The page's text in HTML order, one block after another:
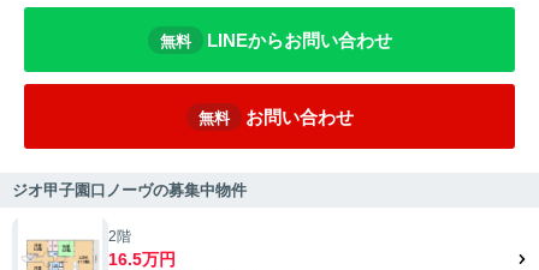
無料 LINEからお問い合わせ
無料 お問い合わせ
ジオ甲子園口ノーヴの募集中物件
2階
16.5万円